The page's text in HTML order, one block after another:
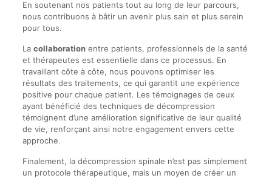
En soutenant nos patients tout au long de leur parcours,
nous contribuons à bâtir un avenir plus sain et plus serein
pour tous.
La collaborationentre patients, professionnels de la santé
et thérapeutes est essentielle dans ce processus. En
travaillant côte à côte, nous pouvons optimiser les
résultats des traitements, ce qui garantit une expérience
positive pour chaque patient. Les témoignages de ceux
ayant bénéficié des techniques de décompression
témoignent d’une amélioration significative de leur qualité
de vie, renforçant ainsi notre engagement envers cette
approche.
Finalement, la décompression spinale n’est pas simplement
un protocole thérapeutique, mais un moyen de créer un